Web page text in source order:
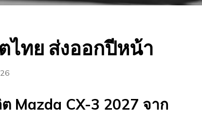
ตไทย ส่งออกปีหน้า
Mazda CX-3 2027 จาก